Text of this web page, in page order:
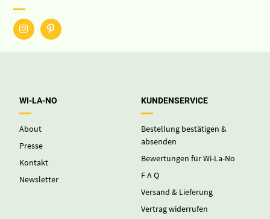
WI-LA-NO
About
Presse
Kontakt
Newsletter
KUNDENSERVICE
Bestellung bestätigen &
absenden
Bewertungen für Wi-La-No
F A Q
Versand & Lieferung
Vertrag widerrufen